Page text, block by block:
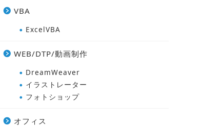
MOS資格
MOSマスターとは？過去の位置づけ
と現行最上位MOS Expertの違いを
解説
VBA
ExcelVBA
WEB/DTP/動画制作
DreamWeaver
イラストレーター
フォトショップ
オフィス